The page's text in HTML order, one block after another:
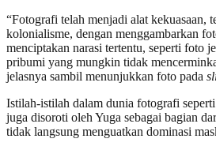
“Fotografi telah menjadi alat kekuasaan,
kolonialisme, dengan menggambarkan
menciptakan narasi tertentu, seperti foto
pribumi yang mungkin tidak
jelasnya sambil menunjukkan foto pada
Istilah-istilah dalam dunia fotografi seperti
juga disoroti oleh Yuga sebagai bagian
tidak langsung menguatkan dominasi